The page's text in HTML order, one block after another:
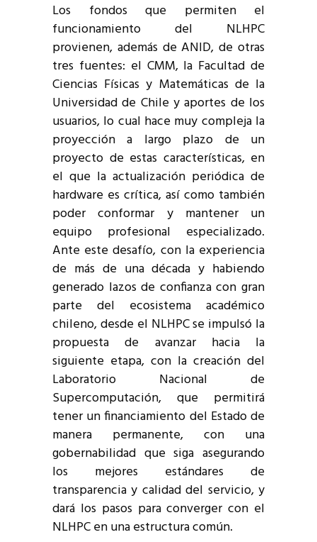
Los fondos que permiten el
funcionamiento del NLHPC
provienen, además de ANID, de otras
tres fuentes: el CMM, la Facultad de
Ciencias Físicas y Matemáticas de la
Universidad de Chile y aportes de los
usuarios, lo cual hace muy complejala
proyección a largo plazo de un
proyecto de estas características, en
el que la actualización periódica de
hardware es crítica, así como también
poder conformar y mantener un
equipo profesional especializado.
Ante este desafío, con la experiencia
de más de una década y habiendo
generado lazos de confianza con gran
parte del ecosistema académico
chileno, desde el NLHPC se impulsó la
propuesta de avanzar hacia la
siguiente etapa, con la creación del
Laboratorio Nacional de
Supercomputación, que permitirá
tener un financiamiento del Estado de
manera permanente, con una
gobernabilidad que siga asegurando
los mejores estándares de
transparencia y calidad del servicio, y
dará los pasos para converger con el
NLHPC en una estructura común.